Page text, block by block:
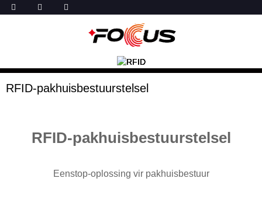
RFID-pakhuisbestuurstelsel
RFID-pakhuisbestuurstelsel
Eenstop-oplossing vir pakhuisbestuur